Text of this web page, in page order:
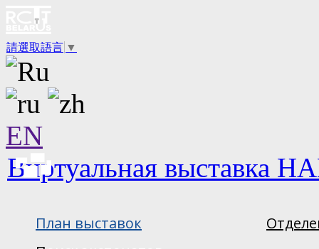
請選取語言 ▼
EN
Виртуальная выставка
План выставок